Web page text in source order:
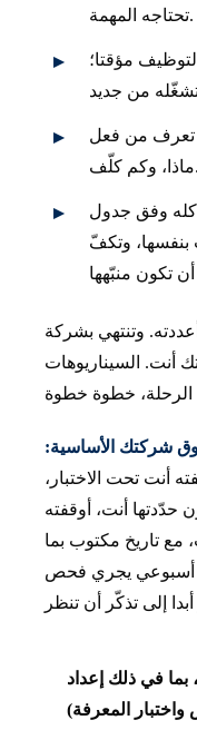
تحتاجه المهمة.
مؤقتا؛
تعرف من فعل
ماذا، وكم كلّف.
وفق جدول
وتكفّ
وتنتهي بشركة
أنت. السيناريوهات
شركتك الأساسية:
أنت تحت الاختبار،
حدّدتها أنت، أوقفته
مع تاريخ مكتوب بما
أسبوعي يجري فحص
(نحو 90 دقيقة، بما في ذلك إعداد
المعرفة)